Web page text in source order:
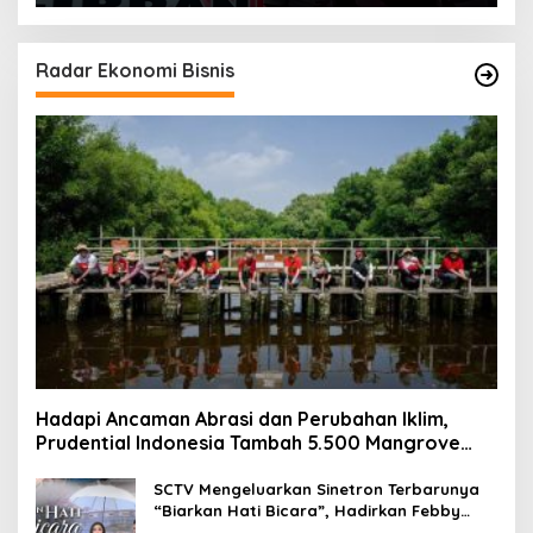
Radar Ekonomi Bisnis
Hadapi Ancaman Abrasi dan Perubahan Iklim,
Prudential Indonesia Tambah 5.500 Mangrove
SCTV Mengeluarkan Sinetron Terbarunya
“Biarkan Hati Bicara”, Hadirkan Febby